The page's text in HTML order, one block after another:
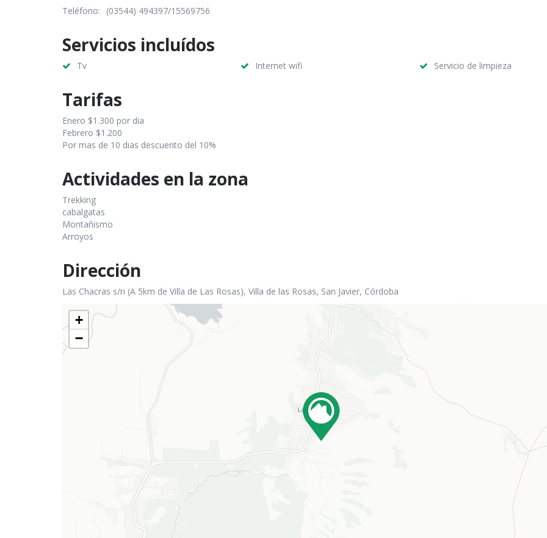
Teléfono: (03544) 494397/15569756
Servicios incluídos
Tv Internet wifi Servicio de limpieza
Tarifas
Enero $1.300 por dia
Febrero $1.200
Por mas de 10 dias descuento del 10%
Actividades en la zona
Trekking
cabalgatas
Montañismo
Arroyos
Dirección
Las Chacras s/n (A 5km de Villa de Las Rosas), Villa de las Rosas, San Javier, Córdoba
+
−